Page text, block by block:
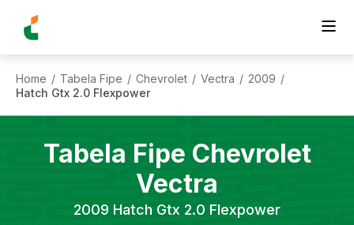
Home / Tabela Fipe / Chevrolet / Vectra / 2009 /
Hatch Gtx 2.0 Flexpower
Tabela Fipe Chevrolet
Vectra
2009 Hatch Gtx 2.0 Flexpower